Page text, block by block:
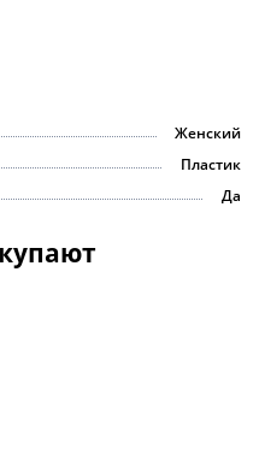
Женский
Пластик
Да